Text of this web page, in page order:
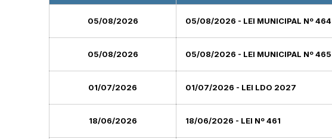
05/08/2026 05/08/2026 - LEI MUNICIPAL Nº 464
05/08/2026 05/08/2026 - LEI MUNICIPAL Nº 465
01/07/2026 01/07/2026 - LEI LDO 2027
18/06/2026 18/06/2026 - LEI Nº 461